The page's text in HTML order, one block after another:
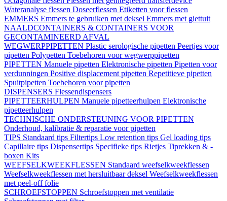
Wateranalyse flessen Doseerflessen Etiketten voor flessen
EMMERS Emmers te gebruiken met deksel Emmers met giettuit
NAALDCONTAINERS & CONTAINERS VOOR
GECONTAMINEERD AFVAL
WEGWERPPIPETTEN Plastic serologische pipetten Peertjes voor
pipetten Polypetten Toebehoren voor wegwerppipetten
PIPETTEN Manuele pipetten Elektronische pipetten Pipetten voor
verdunningen Positive displacement pipetten Repetitieve pipetten
Spuitpipetten Toebehoren voor pipetten
DISPENSERS Flessendispensers
PIPETTEERHULPEN Manuele pipetteerhulpen Elektronische
pipetteerhulpen
TECHNISCHE ONDERSTEUNING VOOR PIPETTEN
Onderhoud, kalibratie & reparatie voor pipetten
TIPS Standaard tips Filtertips Low retention tips Gel loading tips
Capillaire tips Dispensertips Specifieke tips Rietjes Tiprekken & -
boxen Kits
WEEFSELKWEEKFLESSEN Standaard weefselkweekflessen
Weefselkweekflessen met hersluitbaar deksel Weefselkweekflessen
met peel-off folie
SCHROEFSTOPPEN Schroefstoppen met ventilatie